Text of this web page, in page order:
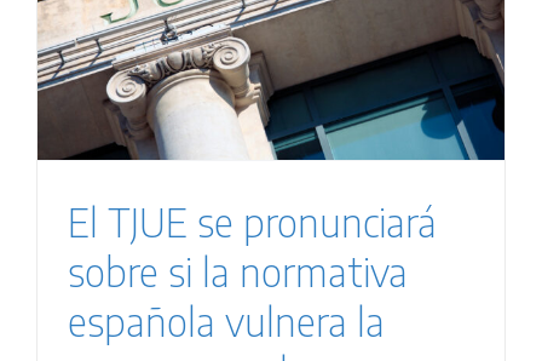
El TJUE se pronunciará
sobre si la normativa
española vulnera la